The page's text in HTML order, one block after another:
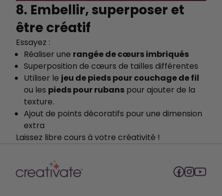
8. Embellir, superposer et
être créatif
Essayez :
Réaliser une rangée de cœurs imbriqués
Superposition de cœurs de tailles différentes
Utiliser le jeu de pieds pour couchage de fil
ou les pieds pour rubans pour ajouter de la
texture.
Ajout de points décoratifs pour une dimension
extra
Laissez libre cours à votre créativité !